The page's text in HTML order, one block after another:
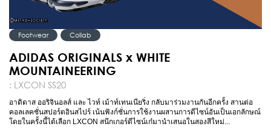
Footwear Collab
ADIDAS ORIGINALS x WHITE
MOUNTAINEERING
: LXCON SS20
อาดิดาส ออริจินอลส์ และ ไวท์ เม้าท์เทนเนียริ่ง กลับมาร่วมงานกันอีกครั้ง สานต่อ
คอลเลคชั่นสปอร์ตอินสไปร์ เน้นฟังก์ชั่นการใช้งานผสานการดีไซน์อันเป็นเอกลักษณ์
โดยในครั้งนี้ได้เลือก LXCON สนีกเกอร์ดีไซน์เก๋มานำเสนอในสองสีใหม่...